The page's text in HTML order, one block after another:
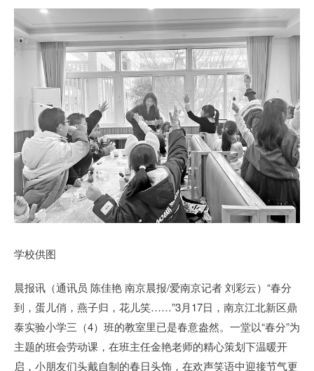
学校供图
晨报讯（通讯员 陈佳艳 南京晨报/爱南京记者 刘彩云）“春分
到，蛋儿俏，燕子归，花儿笑……”3月17日，南京江北新区鼎
泰实验小学三（4）班的教室里已是春意盎然。一堂以“春分”为
主题的班会劳动课，在班主任金艳老师的精心策划下温暖开
启，小朋友们头戴自制的春日头饰，在欢声笑语中迎接节气更